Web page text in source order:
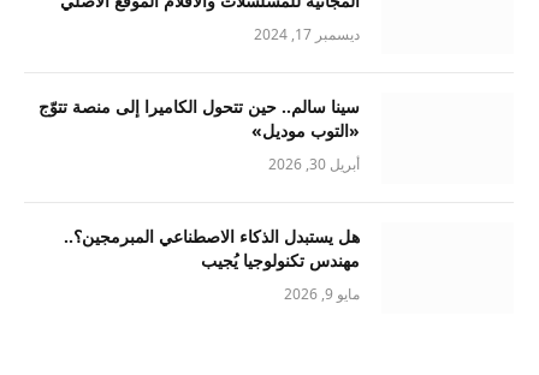
ديسمبر 17, 2024
سينا سالم.. حين تتحول الكاميرا إلى منصة تتوّج
«التوب موديل»
أبريل 30, 2026
هل يستبدل الذكاء الاصطناعي المبرمجين؟..
مهندس تكنولوجيا يُجيب
مايو 9, 2026